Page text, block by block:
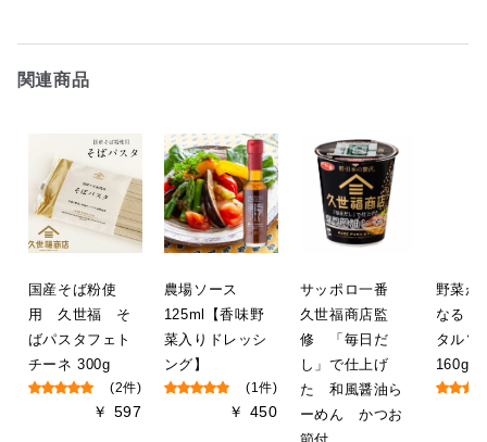
関連商品
国産そば粉使
用 久世福 そ
ばパスタフェト
チーネ 300g
(2件)
￥ 597
農場ソース
125ml【香味野
菜入りドレッシ
ング】
(1件)
￥ 450
サッポロ一番
久世福商店監
修 「毎日だ
し」で仕上げ
た 和風醤油ら
ーめん かつお
野菜が
なる
タル
160g